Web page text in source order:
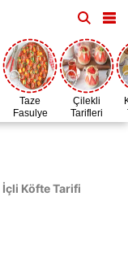
Taze
Fasulye
Zamanı
Çilekli
Tarifleri
İçli Köfte Tarifi